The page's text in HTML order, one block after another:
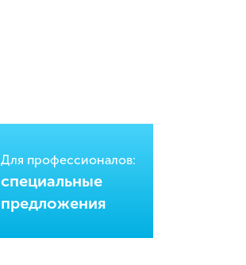
Для профессионалов:
cпециальные
предложения